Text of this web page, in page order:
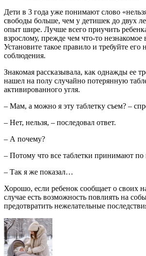
Дети в 3 года уже понимают слово
свободы больше, чем у детишек до двух
опыт шире. Лучше всего приучить
взрослому, прежде чем что-то незнакомое
Установите такое правило и требуйте его
соблюдения.
Знакомая рассказывала, как однажды ее
нашел на полу случайно потерянную
активированного угля.
– Мам, а можно я эту таблетку съем? –
– Нет, нельзя, – последовал ответ.
– А почему?
– Потому что все таблетки принимают по
– Так я же показал…
Хорошо, если ребенок сообщает о своих
случае есть возможность повлиять на
предотвратить нежелательные